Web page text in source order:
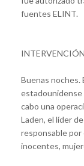
fuentes ELINT.
Buenas noches.
estadounidense
cabo una
Laden, el líder
responsable por
inocentes,